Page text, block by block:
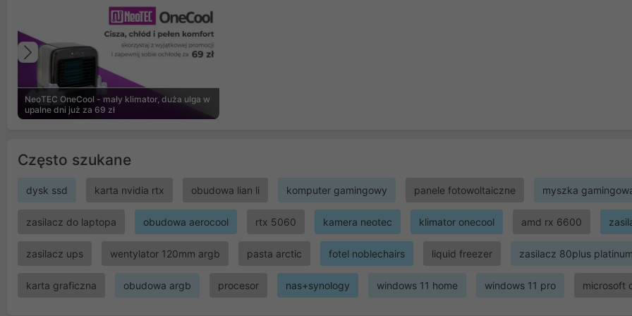
NeoTEC OneCool - mały klimator, duża ulga w
upalne dni już za 69 zł
Poprzedni
Często szukane
dysk ssd karta nvidia rtx obudowa lian li komputer gamingowy panele fotowoltaiczne myszka
zasilacz do laptopa obudowa aerocool rtx 5060 kamera neotec klimator onecool amd rx 6600
zasilacz ups wentylator 120mm argb pasta arctic fotel noblechairs liquid freezer zasilacz 80plus platinum
karta graficzna obudowa argb procesor nas+synology windows 11 home windows 11 pro microsoft